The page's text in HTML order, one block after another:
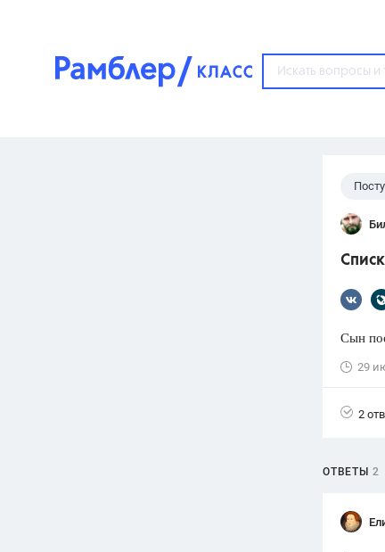
Популярные
ГДЗ
3273 ответа
3460
Олимпиады
Spotlight
Сын
29
2
ОТВЕТЫ 2